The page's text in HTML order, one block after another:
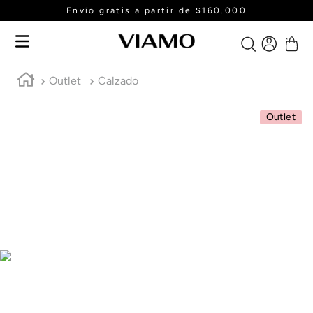
Envío gratis a partir de $160.000
Outlet Calzado
Outlet